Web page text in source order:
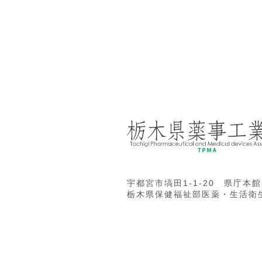
宇都宮市塙田1-1-20 県庁本
栃木県保健福祉部医薬・生活衛